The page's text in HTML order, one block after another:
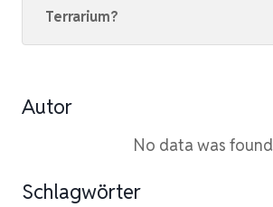
Terrarium?
Autor
No data was found
Schlagwörter